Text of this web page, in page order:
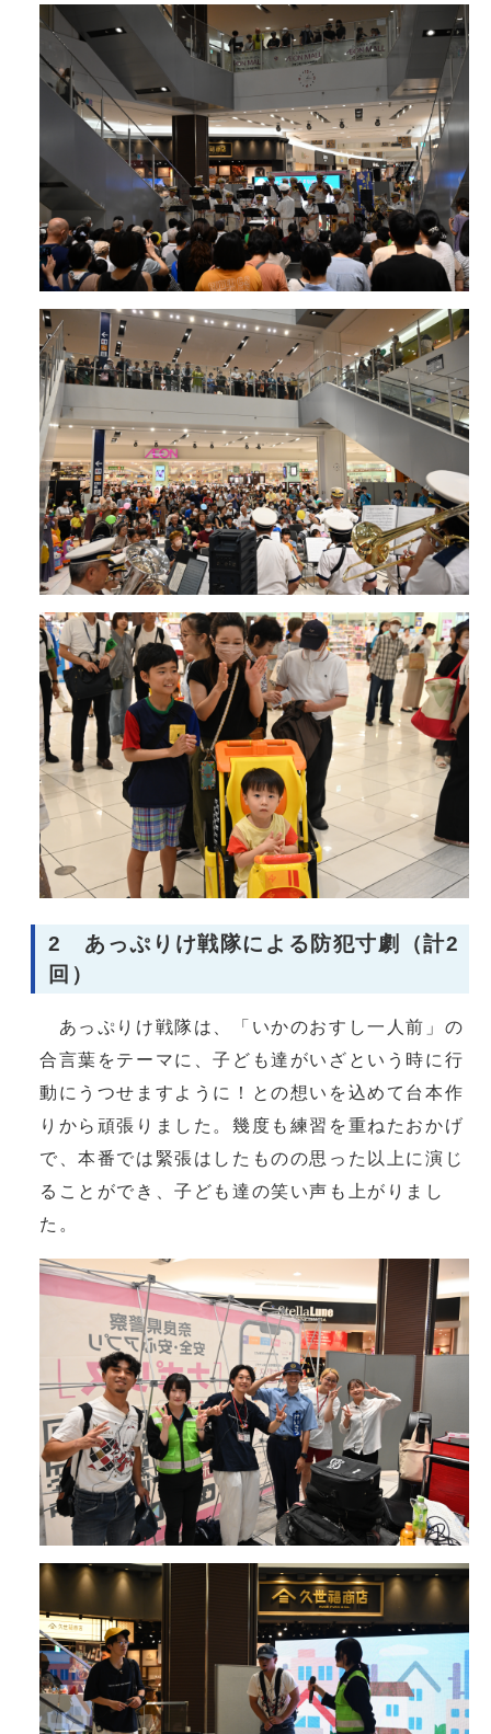
2 あっぷりけ戦隊による防犯寸劇（計2
回）
あっぷりけ戦隊は、「いかのおすし一人前」の
合言葉をテーマに、子ども達がいざという時に行
動にうつせますように！との想いを込めて台本作
りから頑張りました。幾度も練習を重ねたおかげ
で、本番では緊張はしたものの思った以上に演じ
ることができ、子ども達の笑い声も上がりまし
た。